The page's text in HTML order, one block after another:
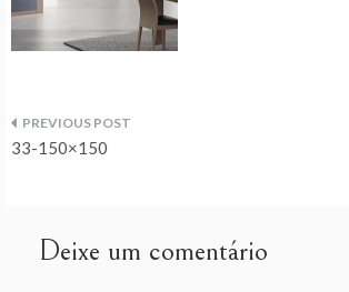
Navegação
artigos
33-150×150
Deixe um comentário